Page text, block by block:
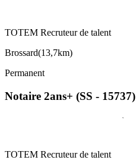
TOTEM Recruteur de talent
Brossard(13,7km)
Permanent
Notaire 2ans+ (SS - 15737)
TOTEM Recruteur de talent